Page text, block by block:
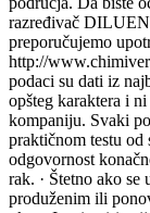
razređivač
preporučujemo
http://
podaci su dati iz
opšteg karaktera i
kompaniju. Svaki
praktičnom testu od
odgovornost
rak. · Štetno ako se
produženim ili